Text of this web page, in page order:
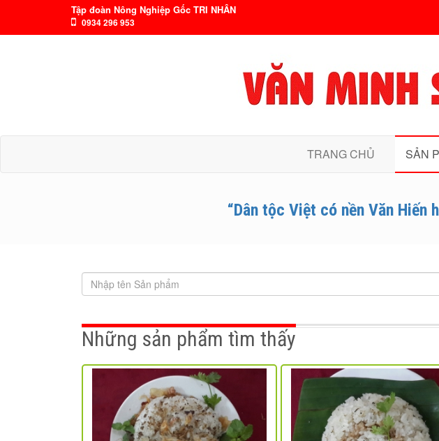
Tập đoàn Nông Nghiệp Gốc TRI NHÂN
0934 296 953
TRANG CHỦ SẢN
“Dân tộc Việt có nền Văn Hiến
Những sản phẩm tìm thấy